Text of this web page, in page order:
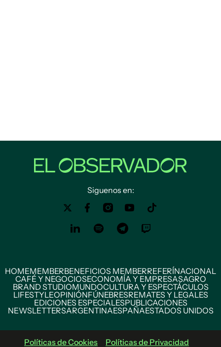
Siguenos en:
HOMEMEMBERBENEFICIOS MEMBERREFERÍNACIONAL
CAFÉ Y NEGOCIOSECONOMÍA Y EMPRESASAGRO
BRAND STUDIOMUNDOCULTURA Y ESPECTÁCULOS
LIFESTYLEOPINIÓNFÚNEBRESREMATES Y LEGALES
EDICIONES ESPECIALESPUBLICACIONES
NEWSLETTERSARGENTINAESPAÑAESTADOS UNIDOS
Políticas de Cookies Políticas de Privacidad